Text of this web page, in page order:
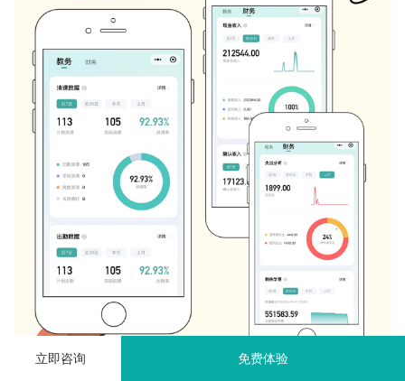
立即咨询 免费体验